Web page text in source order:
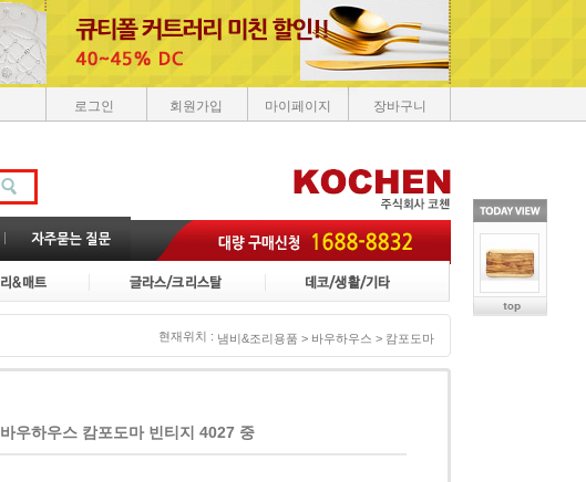
로그인 회원가입 마이페이지 장바구니
현재위치 : 냄비&조리용품 > 바우하우스 > 캄포도마
바우하우스 캄포도마 빈티지 4027 중